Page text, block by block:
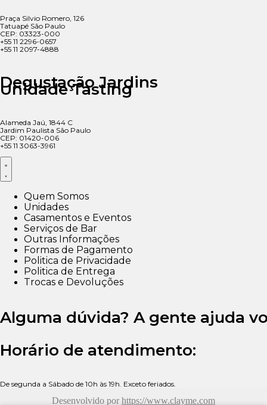
Praça Silvio Romero, 126
Tatuapé São Paulo
CEP: 03323-000
+55 11 2296-0657
+55 11 2097-4888
Degustação Jardins
Unidade Tasting
Alameda Jaú, 1844 C
Jardim Paulista São Paulo
CEP: 01420-006
+55 11 3063-3961
Quem Somos
Unidades
Casamentos e Eventos
Serviços de Bar
Outras Informações
Formas de Pagamento
Politica de Privacidade
Politica de Entrega
Trocas e Devoluções
Alguma dúvida? A gente ajuda
Horário de atendimento:
De segunda a Sábado de 10h às 19h. Exceto feriados.
Desenvolvido por https://www.clayme.com